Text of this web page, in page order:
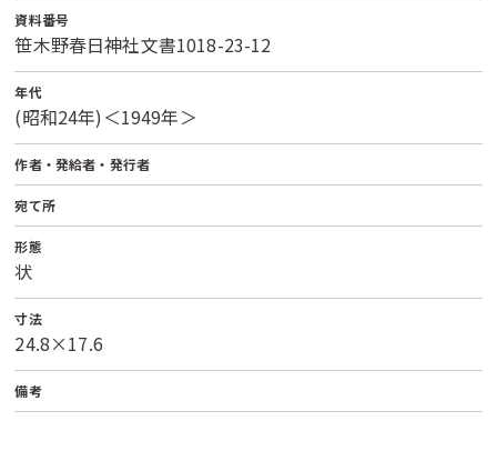
資料番号
笹木野春日神社文書1018-23-12
年代
(昭和24年)＜1949年＞
作者・発給者・発行者
宛て所
形態
状
寸法
24.8×17.6
備考